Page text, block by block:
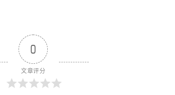
0
文章评分